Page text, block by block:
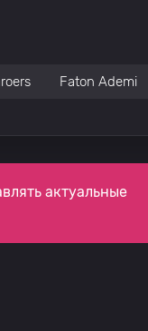
Faton Ademi
актуальные